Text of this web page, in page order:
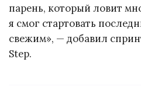
парень, который ловит
я смог стартовать
свежим», — добавил
Step.